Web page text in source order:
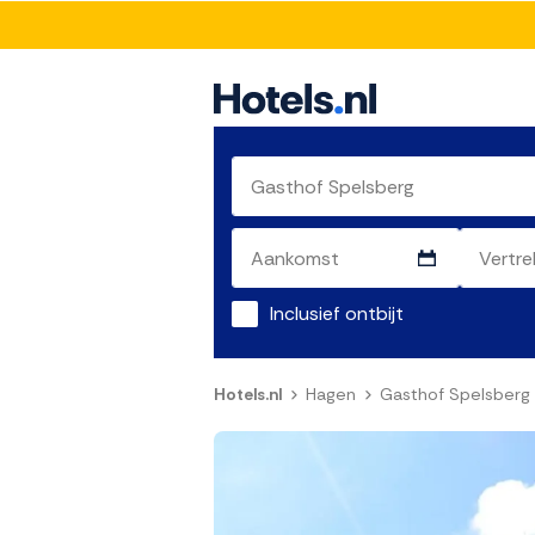
Inclusief ontbijt
Hotels.nl Hagen Gasthof Spelsberg